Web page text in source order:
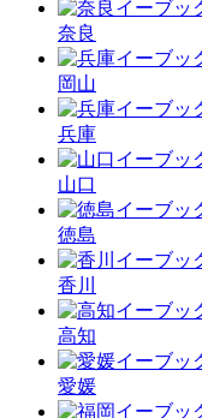
奈良
岡山
兵庫
山口
徳島
香川
高知
愛媛